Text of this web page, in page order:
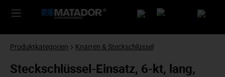
Produktkategorien Knarren & Steckschlüssel
Steckschlüssel-Einsatz, 6-kt, lang,